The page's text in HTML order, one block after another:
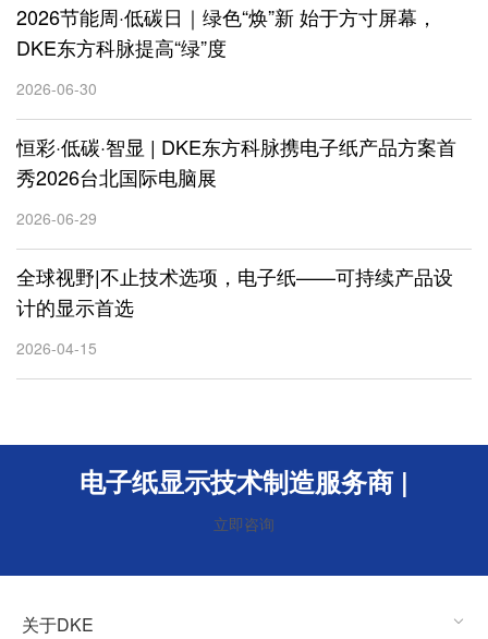
2026节能周·低碳日｜绿色“焕”新 始于方寸屏幕，
DKE东方科脉提高“绿”度
2026-06-30
恒彩·低碳·智显 | DKE东方科脉携电子纸产品方案首
秀2026台北国际电脑展
2026-06-29
全球视野|不止技术选项，电子纸——可持续产品设
计的显示首选
2026-04-15
电子纸显示技术制造服务商 |
立即咨询
关于DKE